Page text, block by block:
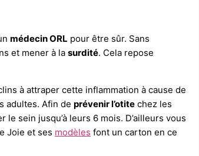
médecin ORL pour être sûr. Sans
et mener à la surdité. Cela repose
à attraper cette inflammation à cause de
adultes. Afin de prévenir l’otite chez les
sein jusqu’à leurs 6 mois. D’ailleurs vous
Joie et ses modèles font un carton en ce